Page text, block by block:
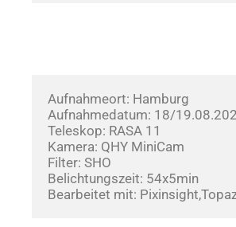
Aufnahmeort: Hamburg
Aufnahmedatum: 18/
Teleskop: RASA 11
Kamera: QHY MiniCam
Filter: SHO
Belichtungszeit: 54x5min
Bearbeitet mit: